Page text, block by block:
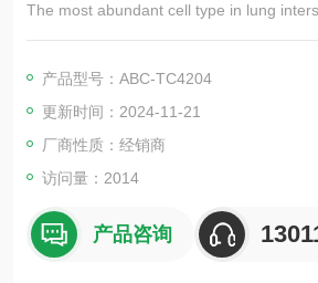
The most abundant cell type in lung
产品型号：ABC-TC4204
更新时间：2024-11-21
厂商性质：经销商
访问量：2014
产品咨询